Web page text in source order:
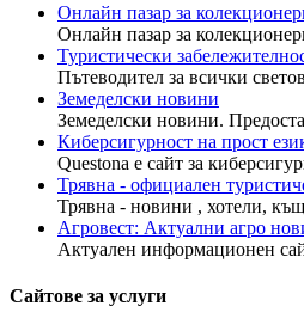
Онлайн пазар за
Онлайн пазар за
Туристически
Пътеводител за всички
Земеделски новини
Земеделски новини.
Киберсигурност на прост
Questona е сайт за
Трявна - официален
Трявна - новини , хотели,
Агровест: Актуални агро
Актуален информационен
Сайтове за услуги